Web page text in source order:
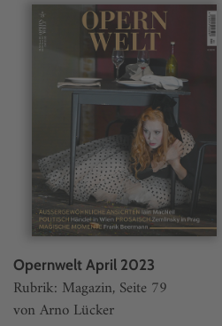
Opernwelt April 2023
Rubrik: Magazin, Seite 79
von Arno Lücker